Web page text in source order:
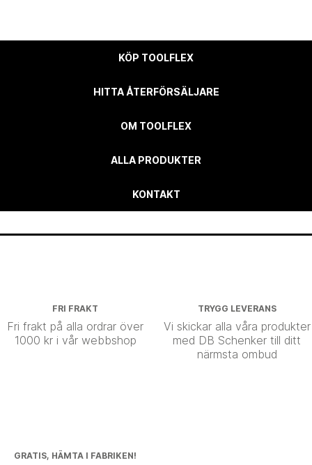
KÖP TOOLFLEX
HITTA ÅTERFÖRSÄLJARE
OM TOOLFLEX
ALLA PRODUKTER
KONTAKT
FRI FRAKT
Fri frakt på alla ordrar över
1000 kr i vår webbshop
TRYGG LEVERANS
Vi skickar alla våra produkter
med DB Schenker till ditt
närmsta ombud
GRATIS, HÄMTA I FABRIKEN!